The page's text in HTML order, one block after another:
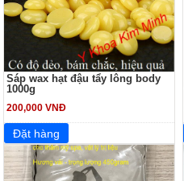
Sáp wax hạt đậu tẩy lông body
1000g
200,000 VNĐ